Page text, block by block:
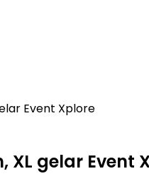
Event Xplore
gelar Event